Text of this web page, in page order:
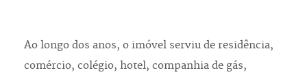
Ao longo dos anos, o imóvel serviu de residência,
comércio, colégio, hotel, companhia de gás,